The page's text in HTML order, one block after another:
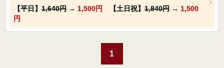
【平日】 1,640円 → 1,500円 【土日祝】 1,840円 → 1,500
円
1